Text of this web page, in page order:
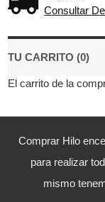
Consultar
TU CARRITO (0)
El carrito de la
Comprar Hilo
para realizar
mismo